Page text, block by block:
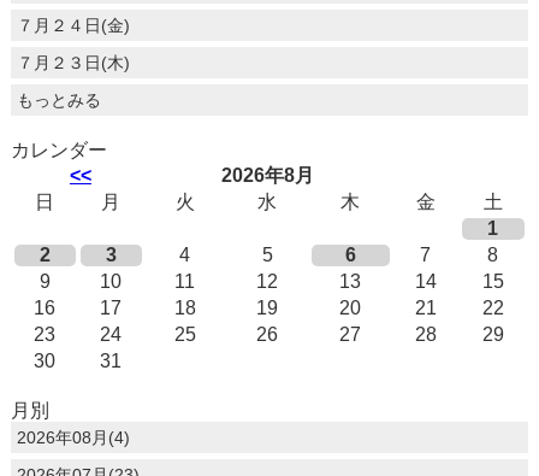
７月２４日(金)
７月２３日(木)
もっとみる
カレンダー
<<
2026年8月
日
月 火 水 木 金
土
1
2
3 4 5 6 7
8
9
10 11 12 13 14
15
16
17 18 19 20 21
22
23
24 25 26 27 28
29
30
31
月別
2026年08月(4)